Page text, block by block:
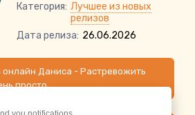
Категория: Лучшее из новых
релизов
Дата релиза: 26.06.2026
Даниса - Растревожить
просто